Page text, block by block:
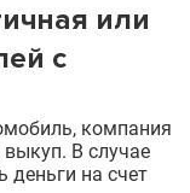
или
с
компания
В случае
деньги на счет